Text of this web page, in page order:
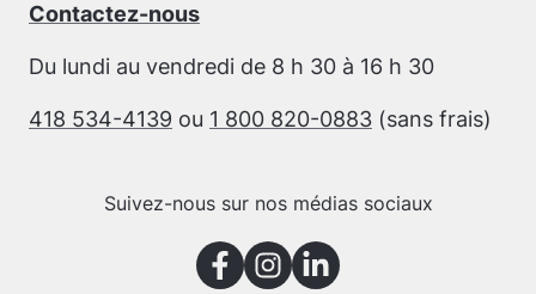
Contactez-nous
Du lundi au vendredi de 8 h 30 à 16 h 30
418 534-4139 ou 1 800 820-0883 (sans frais)
Suivez-nous sur nos médias sociaux